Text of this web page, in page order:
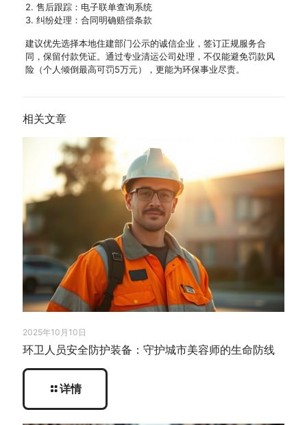
2. 售后跟踪：电子联单查询系统
3. 纠纷处理：合同明确赔偿条款
建议优先选择本地住建部门公示的诚信企业，签订正规服务合
同，保留付款凭证。通过专业清运公司处理，不仅能避免罚款风
险（个人倾倒最高可罚5万元），更能为环保事业尽责。
相关文章
2025年10月10日
环卫人员安全防护装备：守护城市美容师的生命防线
详情